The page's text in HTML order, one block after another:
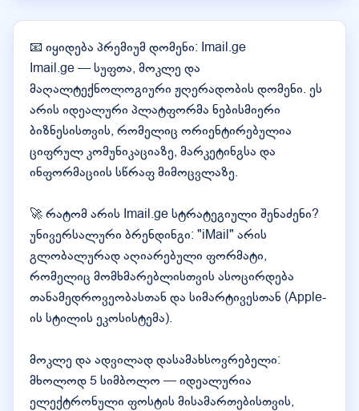
📧 იყიდება პრემიუმ დომენი: Imail.ge
Imail.ge — სუფთა, მოკლე და
მაღალტექნოლოგიური ჟღერადობის დომენი. ეს
არის იდეალური პლატფორმა ნებისმიერი
ბიზნესისთვის, რომელიც ორიენტირებულია
ციფრულ კომუნიკაციაზე, მარკეტინგსა და
ინფორმაციის სწრაფ მიმოცვლაზე.
🚀 რატომ არის Imail.ge სტრატეგიული შენაძენი?
უნივერსალური ბრენდინგი: "iMail" არის
გლობალურად აღიარებული ფორმატი,
რომელიც მომხმარებლისთვის ასოცირდება
თანამედროვეობასთან და სიმარტივესთან (Apple-
ის სტილის ეკოსისტემა).
მოკლე და ადვილად დასამახსოვრებელი:
მხოლოდ 5 სიმბოლო — იდეალურია
ელექტრონული ფოსტის მისამართებისთვის,